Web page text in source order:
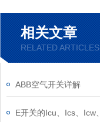
相关文章
RELATED ARTICLES
ABB空气开关详解